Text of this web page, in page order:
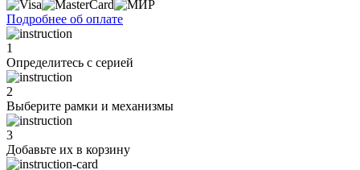
Подробнее об оплате
1
Определитесь с серией
2
Выберите рамки и механизмы
3
Добавьте их в корзину